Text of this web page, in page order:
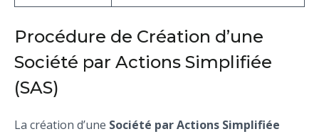
Procédure de Création d’une
Société par Actions Simplifiée
(SAS)
La création d’une Société par Actions Simplifiée